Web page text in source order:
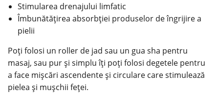
Stimularea drenajului limfatic
Îmbunătățirea absorbției produselor de îngrijire a
pielii
Poți folosi un roller de jad sau un gua sha pentru
masaj, sau pur și simplu îți poți folosi degetele pentru
a face mișcări ascendente și circulare care stimulează
pielea și mușchii feței.